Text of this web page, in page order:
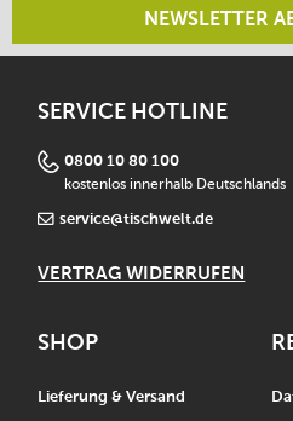
NEWSLETTER
SERVICE HOTLINE
0800 10 80 100
kostenlos innerhalb Deutschlands
service@tischwelt.de
VERTRAG WIDERRUFEN
SHOP
Lieferung & Versand